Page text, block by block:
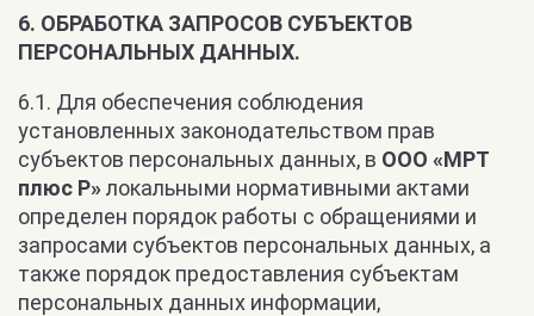
6. ОБРАБОТКА ЗАПРОСОВ СУБЪЕКТОВ
ПЕРСОНАЛЬНЫХ ДАННЫХ.
6.1. Для обеспечения соблюдения
установленных законодательством прав
субъектов персональных данных, в ООО «МРТ
плюс Р»локальными нормативными актами
определен порядок работы с обращениями и
запросами субъектов персональных данных, а
также порядок предоставления субъектам
персональных данных информации,